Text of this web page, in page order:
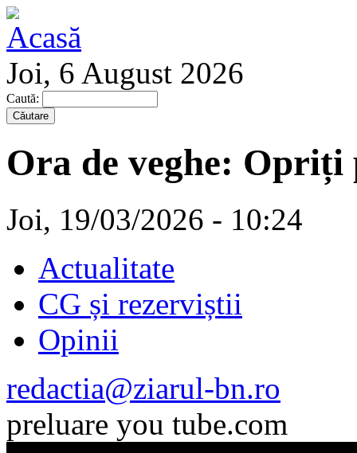
Joi, 6 August 2026
Caută:
Ora de veghe: Opriți
Joi, 19/03/2026 - 10:24
Actualitate
CG și rezerviștii
Opinii
redactia@ziarul-bn.ro
preluare you tube.com